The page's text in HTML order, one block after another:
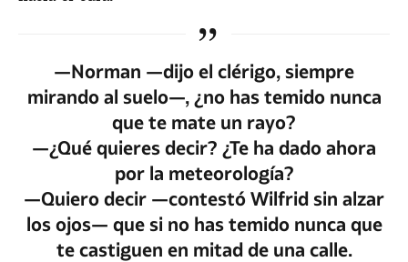
—Norman —dijo el clérigo, siempre
mirando al suelo—, ¿no has temido nunca
que te mate un rayo?
—¿Qué quieres decir? ¿Te ha dado ahora
por la meteorología?
—Quiero decir —contestó Wilfrid sin alzar
los ojos— que si no has temido nunca que
te castiguen en mitad de una calle.